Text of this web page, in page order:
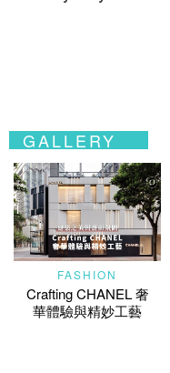
GALLERY
FASHION
Crafting CHANEL 奢
華體驗與精妙工藝